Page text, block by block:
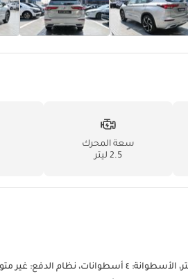
سعة المحرك
2.5 ليتر
ميتسوبيشي أوتلاندر بي-لاين، محرك بنزين ٢.٥ لتر، دفع رباعي، موديل ٢٠٢٥، لون فضي. المحرك: ٢.٥